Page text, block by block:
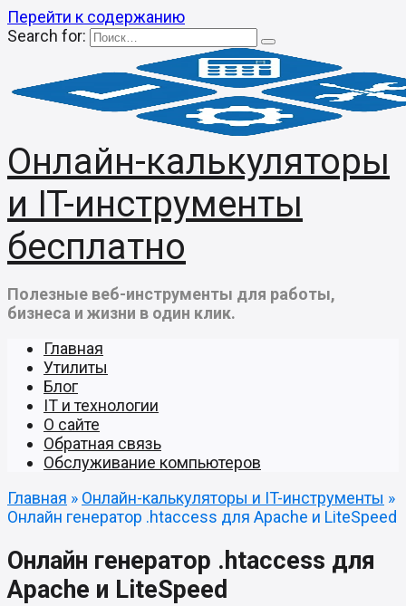
Перейти к содержанию
Search for:
Онлайн-калькуляторы
и IT-инструменты
бесплатно
Полезные веб-инструменты для работы,
бизнеса и жизни в один клик.
Главная
Утилиты
Блог
IT и технологии
О сайте
Обратная связь
Обслуживание компьютеров
Главная » Онлайн-калькуляторы и IT-инструменты »
Онлайн генератор .htaccess для Apache и LiteSpeed
Онлайн генератор .htaccess для
Apache и LiteSpeed